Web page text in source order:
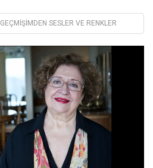
GEÇMİŞİMDEN SESLER VE RENKLER